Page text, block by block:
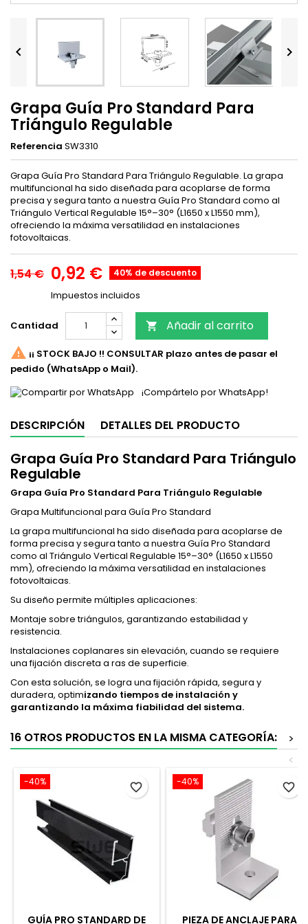
 
Grapa Guía Pro Standard Para
Triángulo Regulable
Referencia SW3310
Grapa Guía Pro Standard Para Triángulo Regulable. La grapa
multifuncional ha sido diseñada para acoplarse de forma
precisa y segura tanto a nuestra Guía Pro Standard como al
Triángulo Vertical Regulable 15°–30° (L1650 x L1550 mm),
ofreciendo la máxima versatilidad en instalaciones
fotovoltaicas.
1,54 € 0,92 € 40% de descuento
Impuestos incluidos
Cantidad  Añadir al carrito
 ¡¡ STOCK BAJO !! CONSULTAR plazo antes de pasar el
pedido (WhatsApp o Mail).
¡Compártelo por WhatsApp!
DESCRIPCIÓN DETALLES DEL PRODUCTO
Grapa Guía Pro Standard Para Triángulo
Regulable
Grapa Guía Pro Standard Para Triángulo Regulable
Grapa Multifuncional para Guía Pro Standard
La grapa multifuncional ha sido diseñada para acoplarse de
forma precisa y segura tanto a nuestra Guía Pro Standard
como al Triángulo Vertical Regulable 15°–30° (L1650 x L1550
mm), ofreciendo la máxima versatilidad en instalaciones
fotovoltaicas.
Su diseño permite múltiples aplicaciones:
Montaje sobre triángulos, garantizando estabilidad y
resistencia.
Instalaciones coplanares sin elevación, cuando se requiere
una fijación discreta a ras de superficie.
Con esta solución, se logra una fijación rápida, segura y
duradera, optimizando tiempos de instalación y
garantizando la máxima fiabilidad del sistema.
16 OTROS PRODUCTOS EN LA MISMA CATEGORÍA:
>
<
-40%
GUÍA PRO STANDARD DE
favorite_border -40%
PIEZA DE ANCLAJE PARA
favorite_border